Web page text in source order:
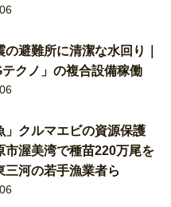
の避難所に清潔な水回り｜
テクノ」の複合設備稼働
」クルマエビの資源保護
渥美湾で種苗220万尾を
河の若手漁業者ら